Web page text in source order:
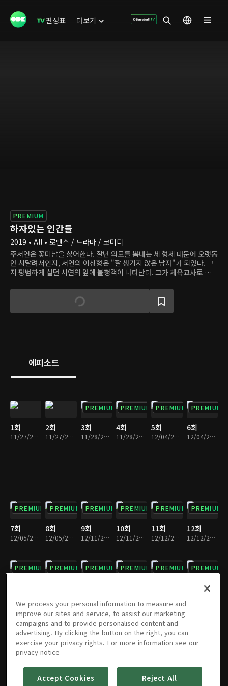
편성표 더보기
PREMIUM
하자있는 인간들
2019 • All • 로맨스 / 드라마 / 코미디
주서연은 꽃미남을 싫어한다. 잘난 외모를 뽐내는 세 형제 때문에 오랫동
안 시달려서인지, 서연의 이상형은 "잘 생기지 않은 남자"가 되었다. 그
저 평범하게 살던 서연의 앞에 불청객이 나타난다. 그가 체육교사로 일하
를 가꿀 만큼 지독한 외모 집착증을 앓고 있다. 15년 전, 서연에게 "뚱뚱
하고 못생겼다"라는 이유로 고백을 거절당한 후, 지독한 다이어트와 운
동을 통해 꽃미남으로 거듭났다. 강우는 오랜 정신적 트라우마의 원인 제
에피소드
1회
11/27/2019 • 29분
2회
11/27/2019 • 34분
PREMIUM
3회
11/28/2019 • 29분
PREMIUM
4회
11/28/2019 • 35분
PREMIUM
5회
12/04/2019 • 32분
PREMIUM
6회
12/04/2019 • 31분
PREMIUM
7회
12/05/2019 • 30분
PREMIUM
8회
12/05/2019 • 33분
PREMIUM
9회
12/11/2019 • 30분
PREMIUM
10회
12/11/2019 • 34분
PREMIUM
11회
12/12/2019 • 32분
PREMIUM
12회
12/12/2019 • 32분
PREMIUM PREMIUM PREMIUM PREMIUM PREMIUM PREMIUM
PREMIUM
19회
12/26/2019 • 30분
PREMIUM
20회
PREMIUM
21회
PREMIUM
22회
PREMIUM
23회 24회
We process your personal information to measure and
improve our sites and service, to assist our marketing
campaigns and to provide personalised content and
advertising. By clicking the button on the right, you can
exercise your privacy rights. For more information see our
privacy notice
Accept Cookies Reject All